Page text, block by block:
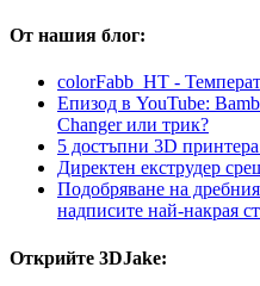
От нашия блог:
colorFabb_HT -
Епизод в YouTube:
Changer или трик?
5 достъпни 3D
Директен екструдер
Подобряване на
надписите най-накрая
Открийте 3DJake: